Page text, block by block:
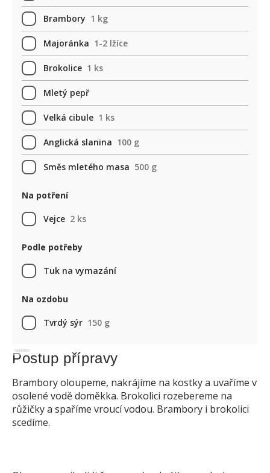
Brambory 1 kg
Majoránka 1-2 lžíce
Brokolice 1 ks
Mletý pepř
Velká cibule 1 ks
Anglická slanina 100 g
Směs mletého masa 500 g
Na potření
Vejce 2 ks
Podle potřeby
Tuk na vymazání
Na ozdobu
Tvrdý sýr 150 g
Reklama
Postup přípravy
Brambory oloupeme, nakrájíme na kostky a uvaříme v
osolené vodě doměkka. Brokolici rozebereme na
růžičky a spaříme vroucí vodou. Brambory i brokolici
scedíme.